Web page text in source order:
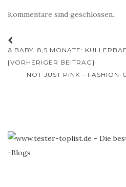
Kommentare sind geschlossen.
Beitrags-
Navigation
& BABY, 8,5 MONATE:
[VORHERIGER BEITRAG]
NOT JUST PINK – FASHION-